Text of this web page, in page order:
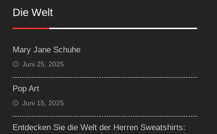
Die Welt
Mary Jane Schuhe
Juni 25, 2025
Pop Art
Juni 15, 2025
Entdecken Sie die Welt der Herren Sweatshirts: